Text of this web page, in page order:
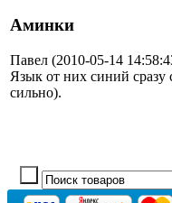
Аминки
Павел (2010-05-14
Язык от них синий сразу
сильно).